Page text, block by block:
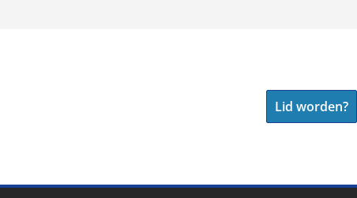
Lid worden?